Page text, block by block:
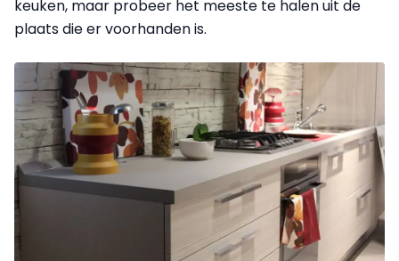
keuken, maar probeer het meeste te halen uit de
plaats die er voorhanden is.